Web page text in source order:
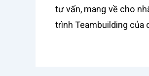
tư vấn, mang về cho
trình Teambuilding của